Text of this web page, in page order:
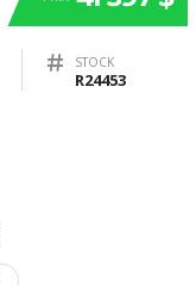
STOCK
R24453